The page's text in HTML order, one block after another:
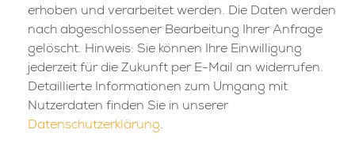
erhoben und verarbeitet werden. Die Daten werden
nach abgeschlossener Bearbeitung Ihrer Anfrage
gelöscht. Hinweis: Sie können Ihre Einwilligung
jederzeit für die Zukunft per E-Mail an widerrufen.
Detaillierte Informationen zum Umgang mit
Nutzerdaten finden Sie in unserer
Datenschutzerklärung.